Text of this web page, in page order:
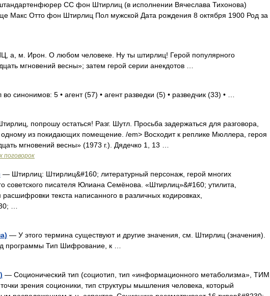
СС фон Штирлиц (в исполнении Вячеслава Тихонова)
Макс Отто фон Штирлиц Пол мужской Дата рождения 8 октября 1900 Род за
а, м. Ирон. О любом человеке. Ну ты штирлиц! Герой популярного
мгновений весны»; затем герой серии анекдотов …
синонимов: 5 • агент (57) • агент разведки (5) • разведчик (33) • …
попрошу остаться! Разг. Шутл. Просьба задержаться для разговора,
из покидающих помещение. /em> Восходит к реплике Мюллера, героя
мгновений весны» (1973 г.). Дядечко 1, 13 …
поговорок
— Штирлиц: Штирлиц&#160; литературный персонаж, герой многих
советского писателя Юлиана Семёнова. «Штирлиц»&#160; утилита,
текста написанного в различных кодировках,
…
— У этого термина существуют и другие значения, см. Штирлиц (значения).
программы Тип Шифрование, к …
— Соционический тип (социотип, тип «информационного метаболизма», ТИМ,
зрения соционики, тип структуры мышления человека, который